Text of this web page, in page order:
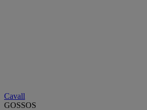
Cavall
GOSSOS